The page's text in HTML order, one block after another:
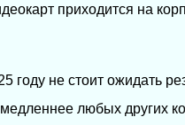
приходится на
году не стоит ожидать
любых других